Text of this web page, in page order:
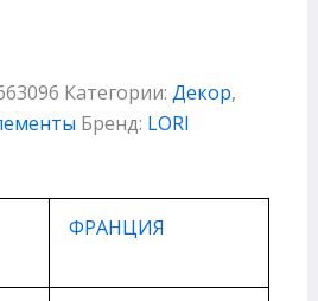
Категории: Декор,
Бренд: LORI
ФРАНЦИЯ